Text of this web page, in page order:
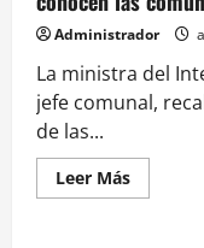
Administrador
La ministra del
jefe comunal,
de las...
Leer MásLeer
más